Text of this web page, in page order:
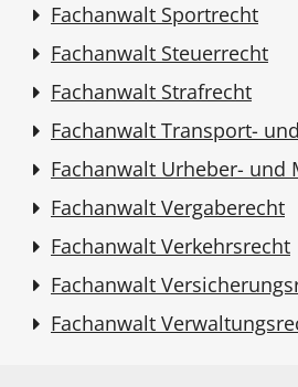
Fachanwalt Sportrecht
Fachanwalt Steuerrecht
Fachanwalt Strafrecht
Fachanwalt Transport-
Fachanwalt Urheber- und
Fachanwalt Vergaberecht
Fachanwalt Verkehrsrecht
Fachanwalt
Fachanwalt